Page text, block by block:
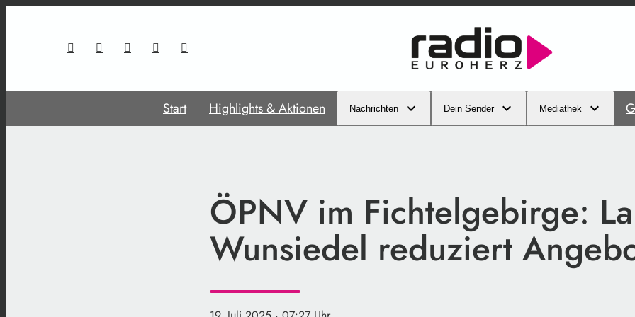
Start Highlights & Aktionen Nachrichten Dein Sender Mediathek
ÖPNV im Fichtelgebirge:
Wunsiedel reduziert